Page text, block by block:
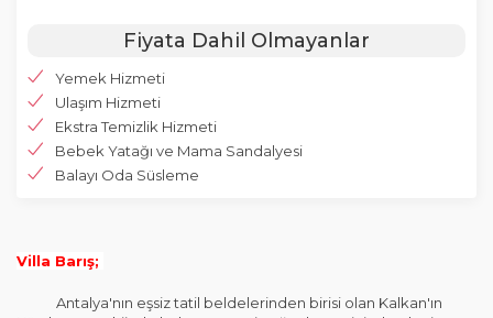
Fiyata Dahil Olmayanlar
Yemek Hizmeti
Ulaşım Hizmeti
Ekstra Temizlik Hizmeti
Bebek Yatağı ve Mama Sandalyesi
Balayı Oda Süsleme
Villa Barış;
Antalya'nın eşsiz tatil beldelerinden birisi olan Kalkan'ın